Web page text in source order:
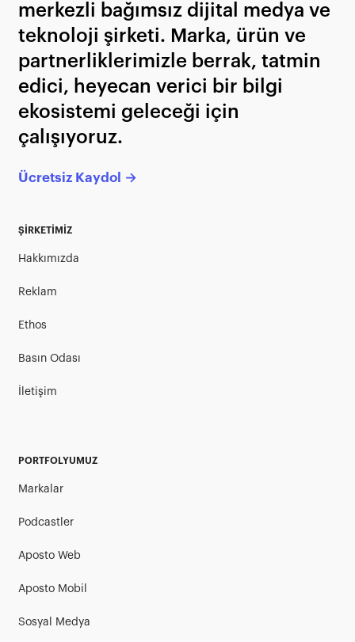
merkezli bağımsız dijital medya ve
teknoloji şirketi. Marka, ürün ve
partnerliklerimizle berrak, tatmin
edici, heyecan verici bir bilgi
ekosistemi geleceği için
çalışıyoruz.
Ücretsiz Kaydol →
ŞİRKETİMİZ
Hakkımızda
Reklam
Ethos
Basın Odası
İletişim
PORTFOLYUMUZ
Markalar
Podcastler
Aposto Web
Aposto Mobil
Sosyal Medya